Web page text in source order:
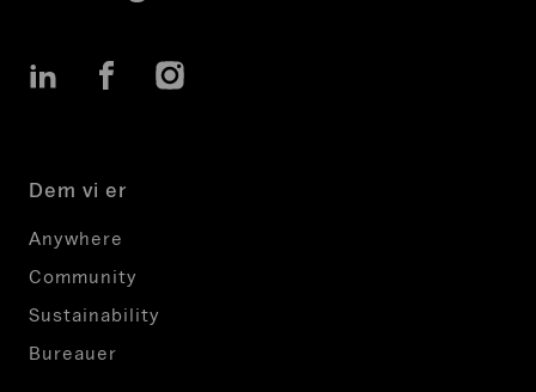
LinkedInFacebookInstagram
Dem vi er
Anywhere
Community
Sustainability
Bureauer